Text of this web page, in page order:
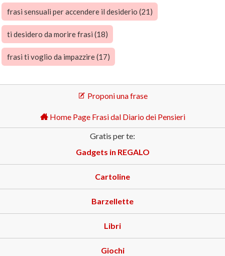
frasi sensuali per accendere il desiderio (21)
ti desidero da morire frasi (18)
frasi ti voglio da impazzire (17)
Proponi una frase
Home Page Frasi dal Diario dei Pensieri
Gratis per te:
Gadgets in REGALO
Cartoline
Barzellette
Libri
Giochi